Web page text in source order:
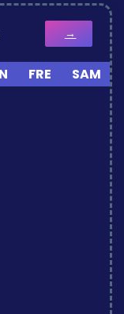
→
FRE SAM